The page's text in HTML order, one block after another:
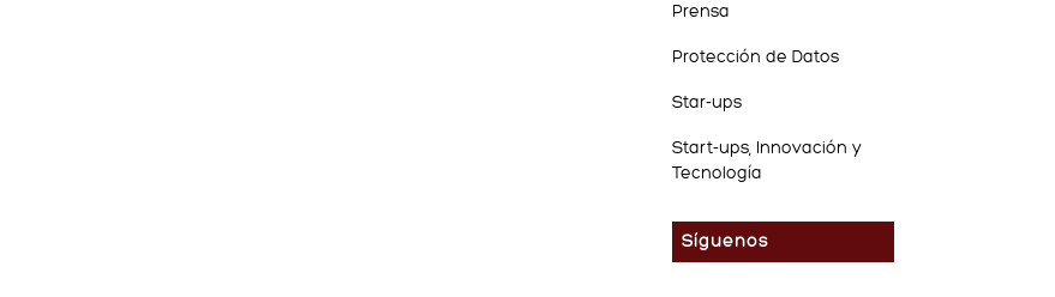
Prensa
Protección de Datos
Star-ups
Start-ups, Innovación y
Tecnología
Síguenos